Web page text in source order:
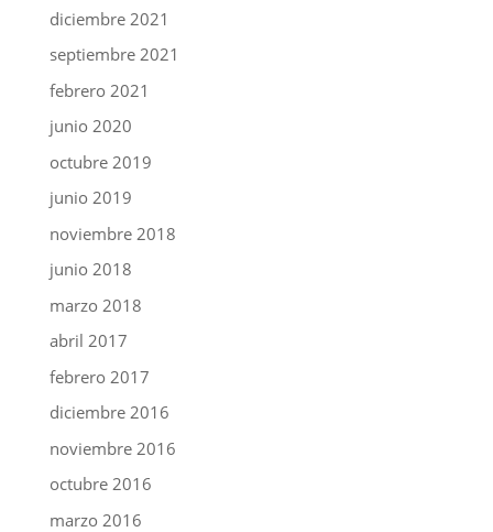
diciembre 2021
septiembre 2021
febrero 2021
junio 2020
octubre 2019
junio 2019
noviembre 2018
junio 2018
marzo 2018
abril 2017
febrero 2017
diciembre 2016
noviembre 2016
octubre 2016
marzo 2016